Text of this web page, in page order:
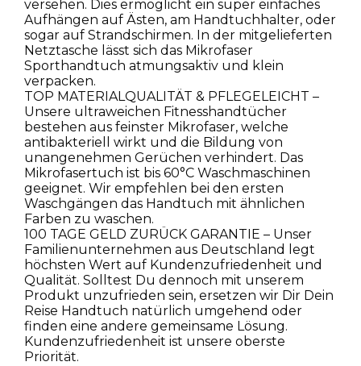
versehen. Dies ermöglicht ein super einfaches
Aufhängen auf Ästen, am Handtuchhalter, oder
sogar auf Strandschirmen. In der mitgelieferten
Netztasche lässt sich das Mikrofaser
Sporthandtuch atmungsaktiv und klein
verpacken.
TOP MATERIALQUALITÄT & PFLEGELEICHT –
Unsere ultraweichen Fitnesshandtücher
bestehen aus feinster Mikrofaser, welche
antibakteriell wirkt und die Bildung von
unangenehmen Gerüchen verhindert. Das
Mikrofasertuch ist bis 60°C Waschmaschinen
geeignet. Wir empfehlen bei den ersten
Waschgängen das Handtuch mit ähnlichen
Farben zu waschen.
100 TAGE GELD ZURÜCK GARANTIE – Unser
Familienunternehmen aus Deutschland legt
höchsten Wert auf Kundenzufriedenheit und
Qualität. Solltest Du dennoch mit unserem
Produkt unzufrieden sein, ersetzen wir Dir Dein
Reise Handtuch natürlich umgehend oder
finden eine andere gemeinsame Lösung.
Kundenzufriedenheit ist unsere oberste
Priorität.